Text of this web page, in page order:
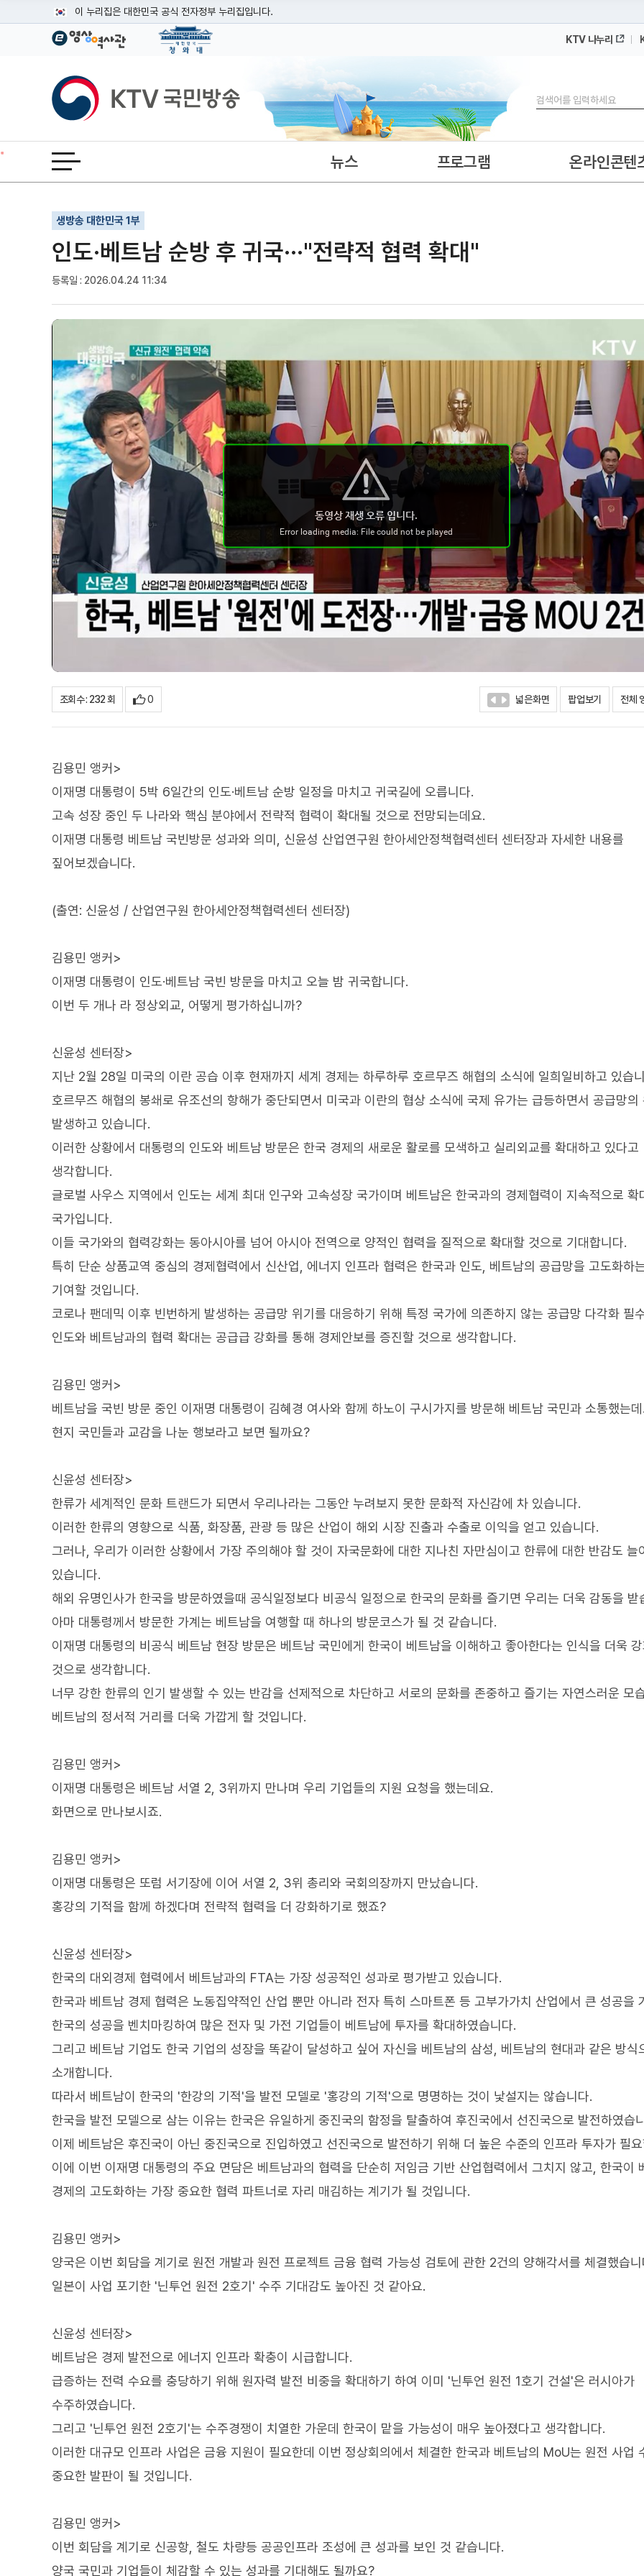
이 누리집은 대한민국 공식 전자정부 누리집입니다.
공식 누리집 주소 확인하기
이밖에 or.kr 또는 .kr등 다른 도메인 주소를 사용하고 있다면 아래 URL에서 도메인 주소를 확인해 보세요
운영중인 공식 누리집보기
KTV 나누리
KTV국민방송
검색
전체메뉴 열기 뉴스 프로그램 온라인콘텐
생방송 대한민국 1부
인도·베트남 순방 후 귀국···"전략적 협력 확대"
등록일 : 2026.04.24 11:34
기사인쇄
글자확대
글자축소
조회수 : 232 회 0 넓은화면 팝업보기 전체
김용민 앵커>
이재명 대통령이 5박 6일간의 인도·베트남 순방 일정을 마치고 귀국길에 오릅니다.
고속 성장 중인 두 나라와 핵심 분야에서 전략적 협력이 확대될 것으로 전망되는데요.
이재명 대통령 베트남 국빈방문 성과와 의미, 신윤성 산업연구원 한아세안정책협력센터 센터장과 자세한 내용를
짚어보겠습니다.
(출연: 신윤성 / 산업연구원 한아세안정책협력센터 센터장)
김용민 앵커>
이재명 대통령이 인도·베트남 국빈 방문을 마치고 오늘 밤 귀국합니다.
이번 두 개나 라 정상외교, 어떻게 평가하십니까?
신윤성 센터장>
지난 2월 28일 미국의 이란 공습 이후 현재까지 세계 경제는 하루하루 호르무즈 해협의 소식에 일희일비하고 있습
호르무즈 해협의 봉쇄로 유조선의 항해가 중단되면서 미국과 이란의 협상 소식에 국제 유가는 급등하면서 공급망의
발생하고 있습니다.
이러한 상황에서 대통령의 인도와 베트남 방문은 한국 경제의 새로운 활로를 모색하고 실리외교를 확대하고 있다고
생각합니다.
글로벌 사우스 지역에서 인도는 세계 최대 인구와 고속성장 국가이며 베트남은 한국과의 경제협력이 지속적으로 확
국가입니다.
이들 국가와의 협력강화는 동아시아를 넘어 아시아 전역으로 양적인 협력을 질적으로 확대할 것으로 기대합니다.
특히 단순 상품교역 중심의 경제협력에서 신산업, 에너지 인프라 협력은 한국과 인도, 베트남의 공급망을 고도화하
기여할 것입니다.
코로나 팬데믹 이후 빈번하게 발생하는 공급망 위기를 대응하기 위해 특정 국가에 의존하지 않는 공급망 다각화 필
인도와 베트남과의 협력 확대는 공급급 강화를 통해 경제안보를 증진할 것으로 생각합니다.
김용민 앵커>
베트남을 국빈 방문 중인 이재명 대통령이 김혜경 여사와 함께 하노이 구시가지를 방문해 베트남 국민과 소통했는
현지 국민들과 교감을 나눈 행보라고 보면 될까요?
신윤성 센터장>
한류가 세계적인 문화 트랜드가 되면서 우리나라는 그동안 누려보지 못한 문화적 자신감에 차 있습니다.
이러한 한류의 영향으로 식품, 화장품, 관광 등 많은 산업이 해외 시장 진출과 수출로 이익을 얻고 있습니다.
그러나, 우리가 이러한 상황에서 가장 주의해야 할 것이 자국문화에 대한 지나친 자만심이고 한류에 대한 반감도 늘
있습니다.
해외 유명인사가 한국을 방문하였을때 공식일정보다 비공식 일정으로 한국의 문화를 즐기면 우리는 더욱 감동을 받
아마 대통령께서 방문한 가계는 베트남을 여행할 때 하나의 방문코스가 될 것 같습니다.
이재명 대통령의 비공식 베트남 현장 방문은 베트남 국민에게 한국이 베트남을 이해하고 좋아한다는 인식을 더욱
것으로 생각합니다.
너무 강한 한류의 인기 발생할 수 있는 반감을 선제적으로 차단하고 서로의 문화를 존중하고 즐기는 자연스러운 모
베트남의 정서적 거리를 더욱 가깝게 할 것입니다.
김용민 앵커>
이재명 대통령은 베트남 서열 2, 3위까지 만나며 우리 기업들의 지원 요청을 했는데요.
화면으로 만나보시죠.
김용민 앵커>
이재명 대통령은 또럼 서기장에 이어 서열 2, 3위 총리와 국회의장까지 만났습니다.
홍강의 기적을 함께 하겠다며 전략적 협력을 더 강화하기로 했죠?
신윤성 센터장>
한국의 대외경제 협력에서 베트남과의 FTA는 가장 성공적인 성과로 평가받고 있습니다.
한국과 베트남 경제 협력은 노동집약적인 산업 뿐만 아니라 전자 특히 스마트폰 등 고부가가치 산업에서 큰 성공을
한국의 성공을 벤치마킹하여 많은 전자 및 가전 기업들이 베트남에 투자를 확대하였습니다.
그리고 베트남 기업도 한국 기업의 성장을 똑같이 달성하고 싶어 자신을 베트남의 삼성, 베트남의 현대과 같은 방식
소개합니다.
따라서 베트남이 한국의 '한강의 기적'을 발전 모델로 '홍강의 기적'으로 명명하는 것이 낯설지는 않습니다.
한국을 발전 모델으로 삼는 이유는 한국은 유일하게 중진국의 함정을 탈출하여 후진국에서 선진국으로 발전하였습
이제 베트남은 후진국이 아닌 중진국으로 진입하였고 선진국으로 발전하기 위해 더 높은 수준의 인프라 투자가 필
이에 이번 이재명 대통령의 주요 면담은 베트남과의 협력을 단순히 저임금 기반 산업협력에서 그치지 않고, 한국이
경제의 고도화하는 가장 중요한 협력 파트너로 자리 매김하는 계기가 될 것입니다.
김용민 앵커>
양국은 이번 회담을 계기로 원전 개발과 원전 프로젝트 금융 협력 가능성 검토에 관한 2건의 양해각서를 체결했습
일본이 사업 포기한 '닌투언 원전 2호기' 수주 기대감도 높아진 것 같아요.
신윤성 센터장>
베트남은 경제 발전으로 에너지 인프라 확충이 시급합니다.
급증하는 전력 수요를 충당하기 위해 원자력 발전 비중을 확대하기 하여 이미 '닌투언 원전 1호기 건설'은 러시아가
수주하였습니다.
그리고 '닌투언 원전 2호기'는 수주경쟁이 치열한 가운데 한국이 맡을 가능성이 매우 높아졌다고 생각합니다.
이러한 대규모 인프라 사업은 금융 지원이 필요한데 이번 정상회의에서 체결한 한국과 베트남의 MoU는 원전 사업
중요한 발판이 될 것입니다.
김용민 앵커>
이번 회담을 계기로 신공항, 철도 차량등 공공인프라 조성에 큰 성과를 보인 것 같습니다.
양국 국민과 기업들이 체감할 수 있는 성과를 기대해도 될까요?